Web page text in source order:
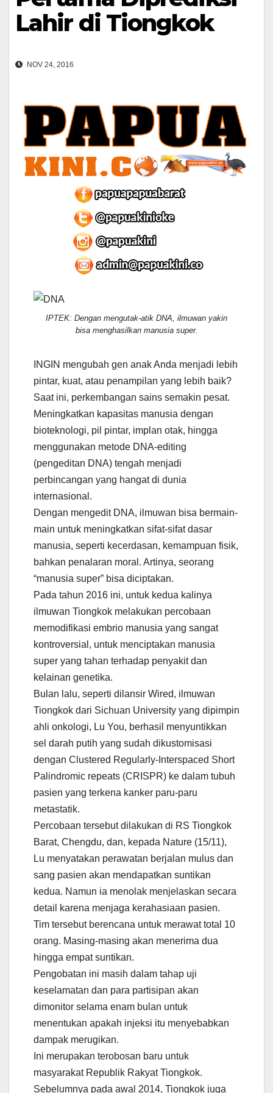
Lahir di Tiongkok
NOV 24, 2016
IPTEK: Dengan mengutak-atik DNA, ilmuwan yakin
bisa menghasilkan manusia super.
INGIN mengubah gen anak Anda menjadi lebih
pintar, kuat, atau penampilan yang lebih baik?
Saat ini, perkembangan sains semakin pesat.
Meningkatkan kapasitas manusia dengan
bioteknologi, pil pintar, implan otak, hingga
menggunakan metode DNA-editing
(pengeditan DNA) tengah menjadi
perbincangan yang hangat di dunia
internasional.
Dengan mengedit DNA, ilmuwan bisa bermain-
main untuk meningkatkan sifat-sifat dasar
manusia, seperti kecerdasan, kemampuan fisik,
bahkan penalaran moral. Artinya, seorang
“manusia super” bisa diciptakan.
Pada tahun 2016 ini, untuk kedua kalinya
ilmuwan Tiongkok melakukan percobaan
memodifikasi embrio manusia yang sangat
kontroversial, untuk menciptakan manusia
super yang tahan terhadap penyakit dan
kelainan genetika.
Bulan lalu, seperti dilansir Wired, ilmuwan
Tiongkok dari Sichuan University yang dipimpin
ahli onkologi, Lu You, berhasil menyuntikkan
sel darah putih yang sudah dikustomisasi
dengan Clustered Regularly-Interspaced Short
Palindromic repeats (CRISPR) ke dalam tubuh
pasien yang terkena kanker paru-paru
metastatik.
Percobaan tersebut dilakukan di RS Tiongkok
Barat, Chengdu, dan, kepada Nature (15/11),
Lu menyatakan perawatan berjalan mulus dan
sang pasien akan mendapatkan suntikan
kedua. Namun ia menolak menjelaskan secara
detail karena menjaga kerahasiaan pasien.
Tim tersebut berencana untuk merawat total 10
orang. Masing-masing akan menerima dua
hingga empat suntikan.
Pengobatan ini masih dalam tahap uji
keselamatan dan para partisipan akan
dimonitor selama enam bulan untuk
menentukan apakah injeksi itu menyebabkan
dampak merugikan.
Ini merupakan terobosan baru untuk
masyarakat Republik Rakyat Tiongkok.
Sebelumnya pada awal 2014, Tiongkok juga